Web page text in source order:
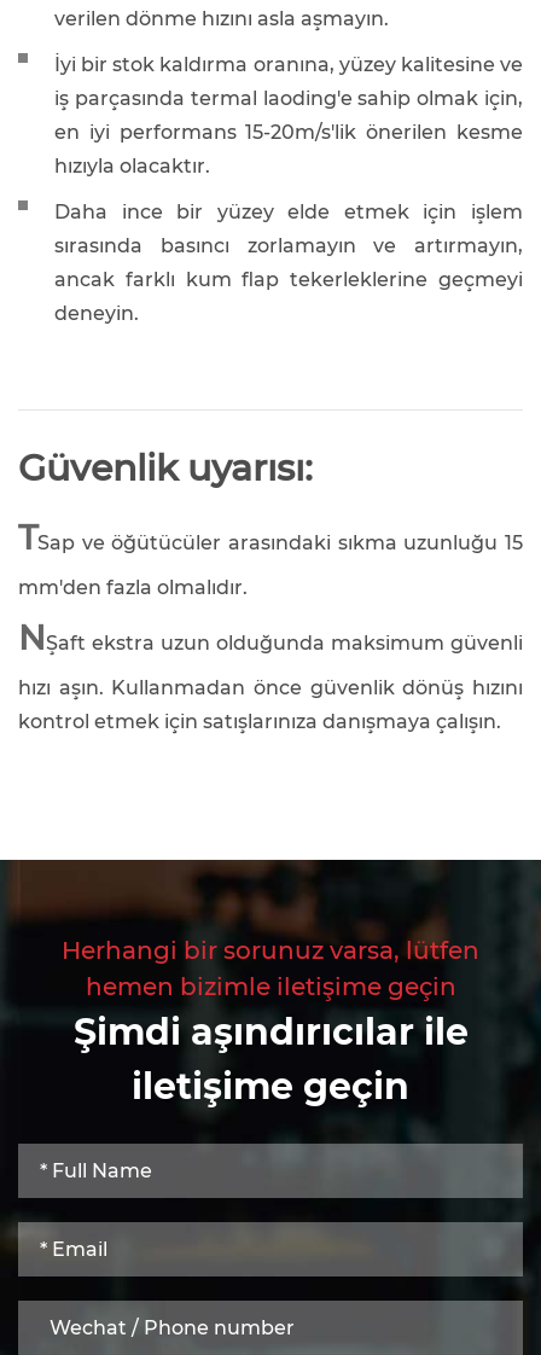
verilen dönme hızını asla aşmayın.
İyi bir stok kaldırma oranına, yüzey kalitesine ve
iş parçasında termal laoding'e sahip olmak için,
en iyi performans 15-20m/s'lik önerilen kesme
hızıyla olacaktır.
Daha ince bir yüzey elde etmek için işlem
sırasında basıncı zorlamayın ve artırmayın,
ancak farklı kum flap tekerleklerine geçmeyi
deneyin.
Güvenlik uyarısı:
TSap ve öğütücüler arasındaki sıkma uzunluğu 15
mm'den fazla olmalıdır.
NŞaft ekstra uzun olduğunda maksimum güvenli
hızı aşın. Kullanmadan önce güvenlik dönüş hızını
kontrol etmek için satışlarınıza danışmaya çalışın.
Herhangi bir sorunuz varsa, lütfen
hemen bizimle iletişime geçin
Şimdi aşındırıcılar ile
iletişime geçin